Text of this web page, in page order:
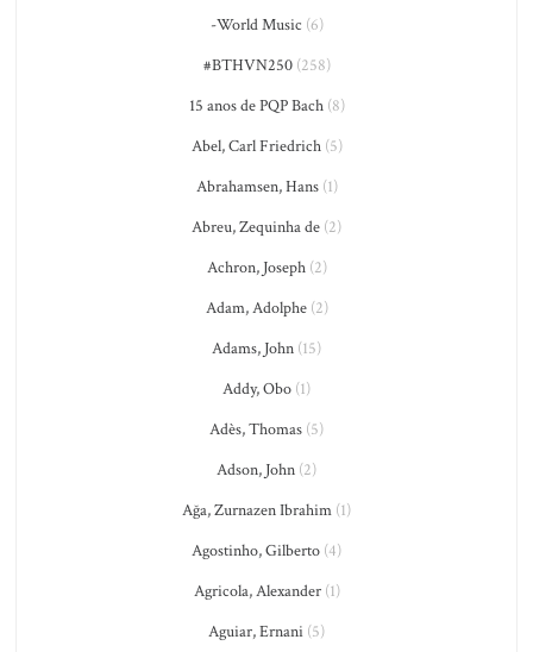
-World Music (6)
#BTHVN250(258)
15 anos de PQP Bach(8)
Abel, Carl Friedrich(5)
Abrahamsen, Hans(1)
Abreu, Zequinha de (2)
Achron, Joseph(2)
Adam, Adolphe(2)
Adams, John (15)
Addy, Obo (1)
Adès, Thomas (5)
Adson, John (2)
Ağa, Zurnazen Ibrahim (1)
Agostinho, Gilberto (4)
Agricola, Alexander(1)
Aguiar, Ernani (5)